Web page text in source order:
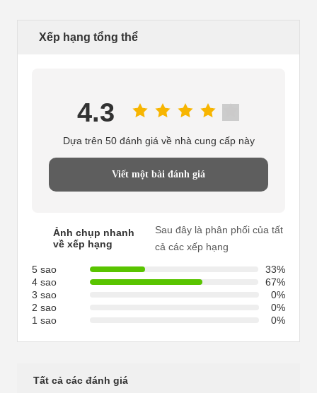
Xếp hạng tổng thể
4.3
Dựa trên 50 đánh giá về nhà cung cấp này
Viết một bài đánh giá
Ảnh chụp nhanh
về xếp hạng
Sau đây là phân phối của tất
cả các xếp hạng
5 sao
33%
4 sao
67%
3 sao
0%
2 sao
0%
1 sao
0%
Tất cả các đánh giá